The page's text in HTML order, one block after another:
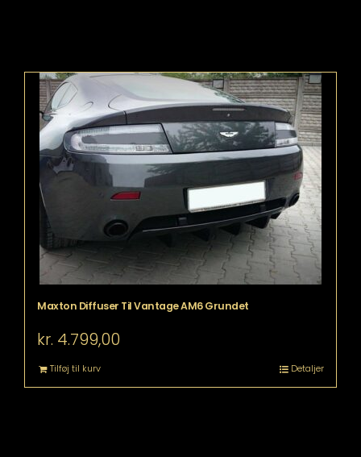
Maxton Diffuser Til Vantage AM6 Grundet
kr. 4.799,00
Tilføj til kurv Detaljer